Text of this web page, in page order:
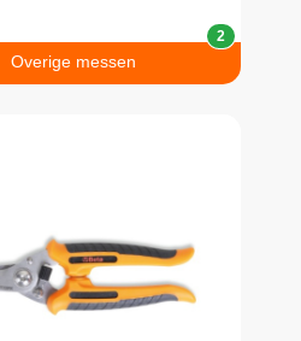
Overige messen
2